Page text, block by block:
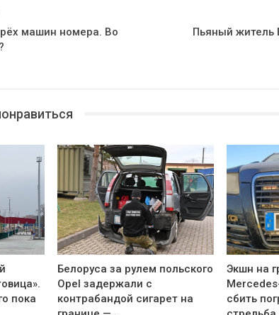
машин номера. Во
Пьяный житель
пока
Белоруса за рулем польского
Opel задержали с
контрабандой сигарет на
Экшн на
сбить